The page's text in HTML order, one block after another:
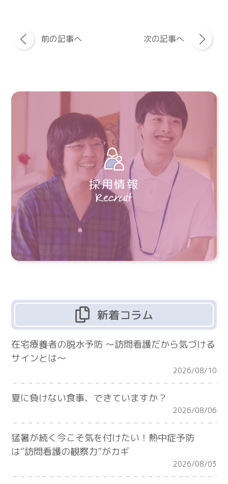
前の記事へ 次の記事へ
採用情報
新着コラム
在宅療養者の脱水予防 ～訪問看護だから気づける
サインとは～
2026/08/10
夏に負けない食事、できていますか？
2026/08/06
猛暑が続く今こそ気を付けたい！熱中症予防
は“訪問看護の観察力”がカギ
2026/08/03